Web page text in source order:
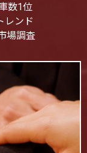
数1位
レンド
場調査